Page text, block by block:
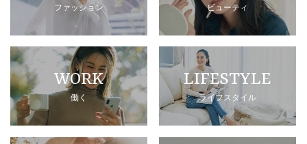
ファッション ビューティ
WORK
働く
LIFESTYLE
ライフスタイル